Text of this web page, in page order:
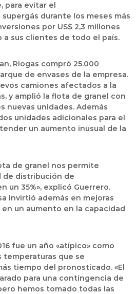
para evitar el
durante los meses más
por US$ 2,3 millones
a sus clientes de todo el país.
Riogas compró 25.000
de envases de la empresa.
camiones afectados a la
y amplió la flota de granel con
nuevas unidades. Además
unidades adicionales para el
un aumento inusual de la
de granel nos permite
de distribución de
un 35%», explicó Guerrero.
invirtió además en mejoras
un aumento en la capacidad
fue un año «atípico» como
temperaturas que se
tiempo del pronosticado. «El
para una contingencia de
hemos tomado todas las